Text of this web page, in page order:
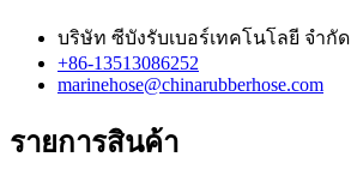
บริษัท ซีบังรับเบอร์เทคโนโลยี จำกัด
+86-13513086252
marinehose@chinarubberhose.com
รายการสินค้า